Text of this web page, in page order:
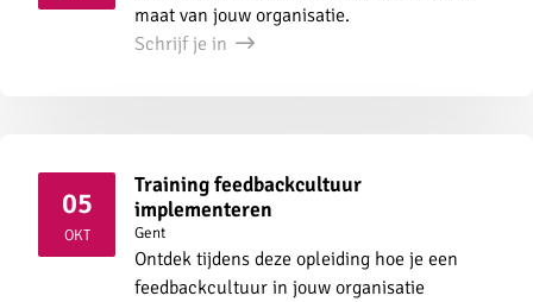
maat van jouw organisatie.
Schrijf je in
05
OKT2026
Training feedbackcultuur
implementeren
Gent
Ontdek tijdens deze opleiding hoe je een
feedbackcultuur in jouw organisatie